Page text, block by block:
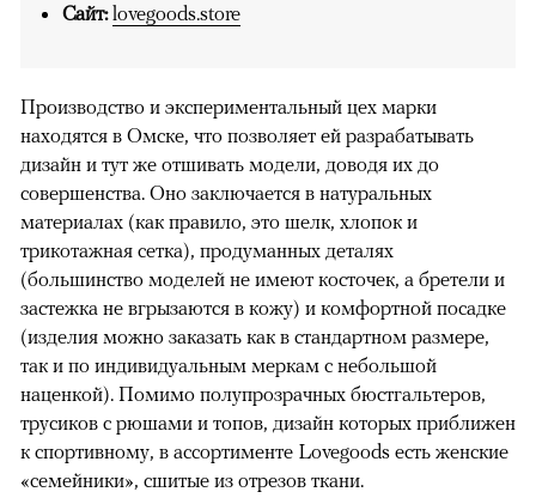
Сайт:lovegoods.store
Производство и экспериментальный цех марки
находятся в Омске, что позволяет ей разрабатывать
дизайн и тут же отшивать модели, доводя их до
совершенства. Оно заключается в натуральных
материалах (как правило, это шелк, хлопок и
трикотажная сетка), продуманных деталях
(большинство моделей не имеют косточек, а бретели и
застежка не вгрызаются в кожу) и комфортной посадке
(изделия можно заказать как в стандартном размере,
так и по индивидуальным меркам с небольшой
наценкой). Помимо полупрозрачных бюстгальтеров,
трусиков с рюшами и топов, дизайн которых приближен
к спортивному, в ассортименте Lovegoods есть женские
«семейники», сшитые из отрезов ткани.